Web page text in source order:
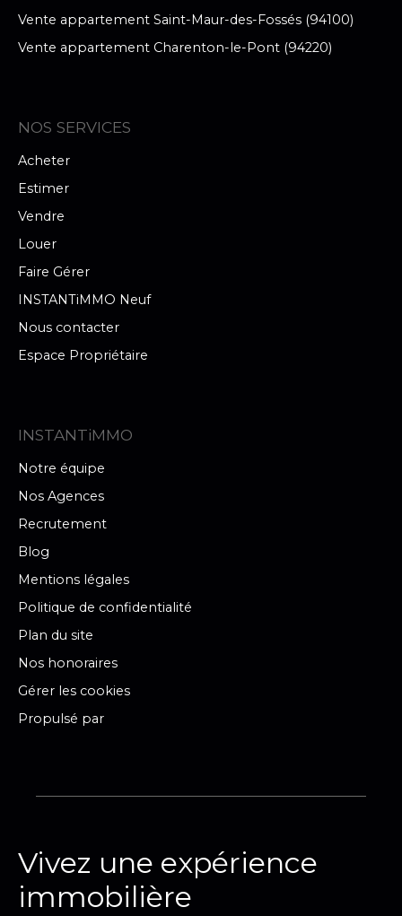
Vente appartement Saint-Maur-des-Fossés (94100)
Vente appartement Charenton-le-Pont (94220)
NOS SERVICES
Acheter
Estimer
Vendre
Louer
Faire Gérer
INSTANTiMMO Neuf
Nous contacter
Espace Propriétaire
INSTANTiMMO
Notre équipe
Nos Agences
Recrutement
Blog
Mentions légales
Politique de confidentialité
Plan du site
Nos honoraires
Gérer les cookies
Propulsé par
Vivez une expérience
immobilière